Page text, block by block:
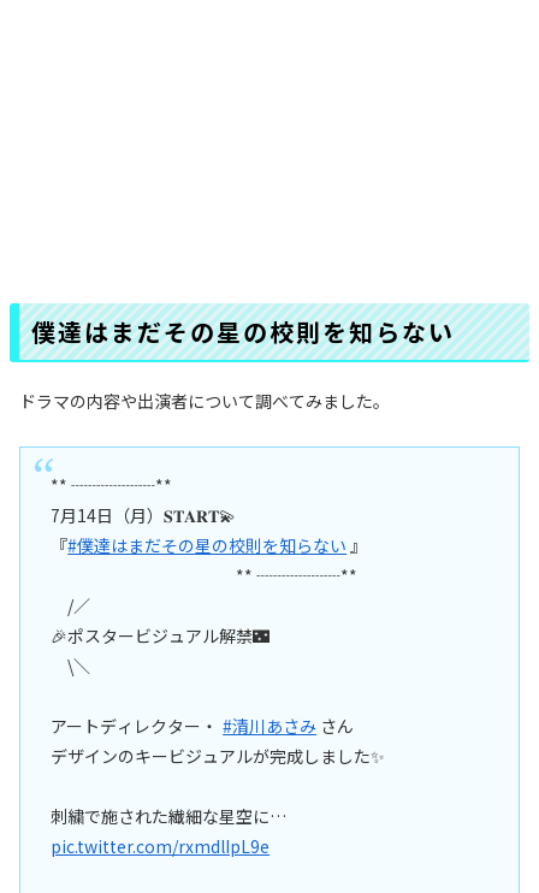
僕達はまだその星の校則を知らない
ドラマの内容や出演者について調べてみました。
** ┈┈┈┈┈**
7月14日（月）𝐒𝐓𝐀𝐑𝐓💫
『#僕達はまだその星の校則を知らない 』
** ┈┈┈┈┈**
/／
🎉ポスタービジュアル解禁🌃
\＼
アートディレクター・#清川あさみ さん
デザインのキービジュアルが完成しました✨
刺繍で施された繊細な星空に…
pic.twitter.com/rxmdlIpL9e